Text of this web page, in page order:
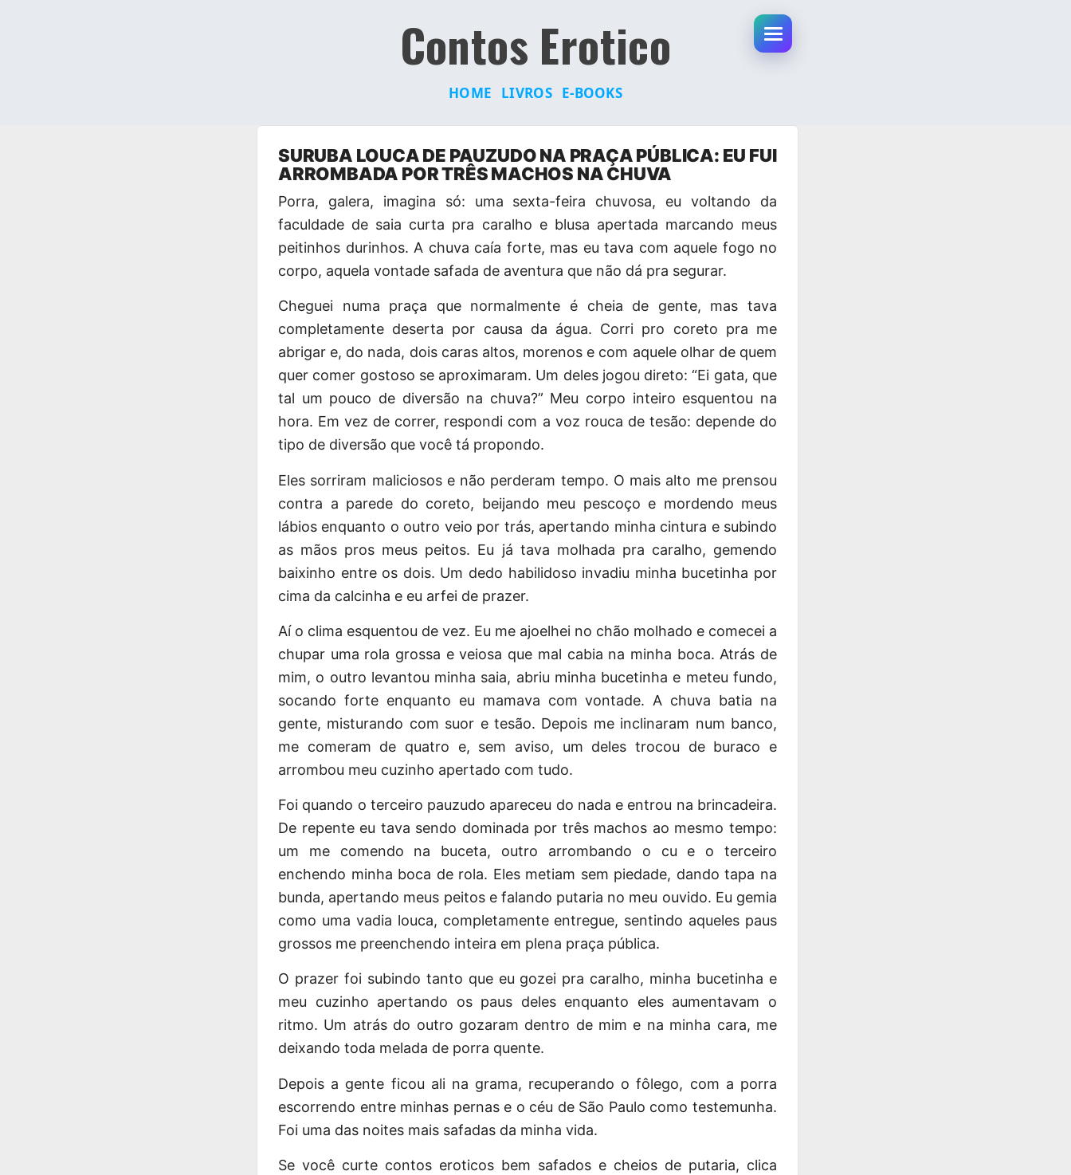
Contos Erotico
HOME LIVROS E-BOOKS
SURUBA LOUCA DE PAUZUDO NA PRAÇA PÚBLICA: EU FUI
ARROMBADA POR TRÊS MACHOS NA CHUVA
Porra, galera, imagina só: uma sexta-feira chuvosa, eu voltando da
faculdade de saia curta pra caralho e blusa apertada marcando meus
peitinhos durinhos. A chuva caía forte, mas eu tava com aquele fogo no
corpo, aquela vontade safada de aventura que não dá pra segurar.
Cheguei numa praça que normalmente é cheia de gente, mas tava
completamente deserta por causa da água. Corri pro coreto pra me
abrigar e, do nada, dois caras altos, morenos e com aquele olhar de quem
quer comer gostoso se aproximaram. Um deles jogou direto: “Ei gata, que
tal um pouco de diversão na chuva?” Meu corpo inteiro esquentou na
hora. Em vez de correr, respondi com a voz rouca de tesão: depende do
tipo de diversão que você tá propondo.
Eles sorriram maliciosos e não perderam tempo. O mais alto me prensou
contra a parede do coreto, beijando meu pescoço e mordendo meus
lábios enquanto o outro veio por trás, apertando minha cintura e subindo
as mãos pros meus peitos. Eu já tava molhada pra caralho, gemendo
baixinho entre os dois. Um dedo habilidoso invadiu minha bucetinha por
cima da calcinha e eu arfei de prazer.
Aí o clima esquentou de vez. Eu me ajoelhei no chão molhado e comecei a
chupar uma rola grossa e veiosa que mal cabia na minha boca. Atrás de
mim, o outro levantou minha saia, abriu minha bucetinha e meteu fundo,
socando forte enquanto eu mamava com vontade. A chuva batia na
gente, misturando com suor e tesão. Depois me inclinaram num banco,
me comeram de quatro e, sem aviso, um deles trocou de buraco e
arrombou meu cuzinho apertado com tudo.
Foi quando o terceiro pauzudo apareceu do nada e entrou na brincadeira.
De repente eu tava sendo dominada por três machos ao mesmo tempo:
um me comendo na buceta, outro arrombando o cu e o terceiro
enchendo minha boca de rola. Eles metiam sem piedade, dando tapa na
bunda, apertando meus peitos e falando putaria no meu ouvido. Eu gemia
como uma vadia louca, completamente entregue, sentindo aqueles paus
grossos me preenchendo inteira em plena praça pública.
O prazer foi subindo tanto que eu gozei pra caralho, minha bucetinha e
meu cuzinho apertando os paus deles enquanto eles aumentavam o
ritmo. Um atrás do outro gozaram dentro de mim e na minha cara, me
deixando toda melada de porra quente.
Depois a gente ficou ali na grama, recuperando o fôlego, com a porra
escorrendo entre minhas pernas e o céu de São Paulo como testemunha.
Foi uma das noites mais safadas da minha vida.
Se você curte contos eroticos bem safados e cheios de putaria, clica
Abrir menu da conta